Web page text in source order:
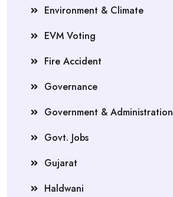
Environment & Climate
EVM Voting
Fire Accident
Governance
Government & Administration
Govt. Jobs
Gujarat
Haldwani